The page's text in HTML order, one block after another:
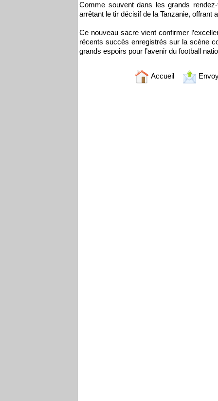
Comme souvent dans les grands
arrêtant le tir décisif de la Tanzanie, offrant
Ce nouveau sacre vient confirmer
récents succès enregistrés sur la scène
grands espoirs pour l’avenir du football
Accueil